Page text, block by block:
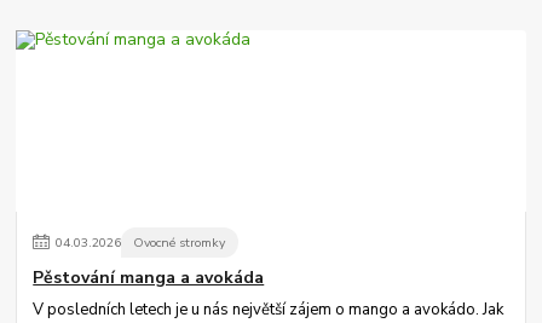
04.03.2026 Ovocné stromky
Pěstování manga a avokáda
V posledních letech je u nás největší zájem o mango a avokádo. Jak